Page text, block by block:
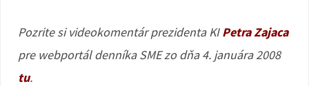
Pozrite si videokomentár prezidenta KIPetra Zajaca
pre webportál denníka SME zo dňa 4. januára 2008
tu.